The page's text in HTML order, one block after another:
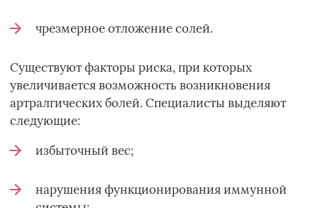
чрезмерное отложение солей.
Существуют факторы риска, при которых
увеличивается возможность возникновения
артралгических болей. Специалисты выделяют
следующие:
избыточный вес;
нарушения функционирования иммунной